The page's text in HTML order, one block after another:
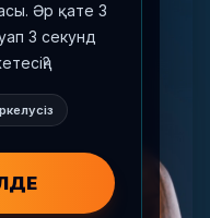
Әр қате 3
3 секунд